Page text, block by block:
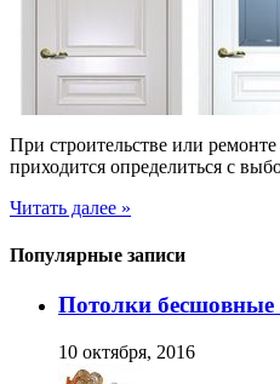
При строительстве или
приходится определиться с
Читать далее »
Популярные записи
Потолки
10 октября, 2016